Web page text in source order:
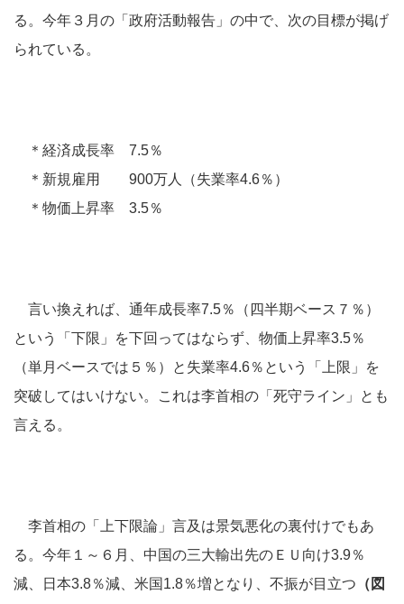
る。今年３月の「政府活動報告」の中で、次の目標が掲げ
られている。
＊経済成長率 7.5％
＊新規雇用 900万人（失業率4.6％）
＊物価上昇率 3.5％
言い換えれば、通年成長率7.5％（四半期ベース７％）
という「下限」を下回ってはならず、物価上昇率3.5％
（単月ベースでは５％）と失業率4.6％という「上限」を
突破してはいけない。これは李首相の「死守ライン」とも
言える。
李首相の「上下限論」言及は景気悪化の裏付けでもあ
る。今年１～６月、中国の三大輸出先のＥＵ向け3.9％
減、日本3.8％減、米国1.8％増となり、不振が目立つ （図